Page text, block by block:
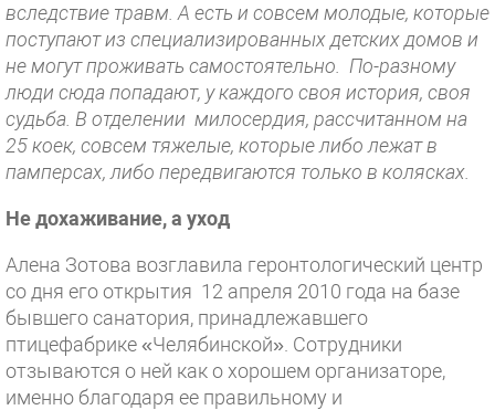
вследствие травм. А есть и совсем молодые, которые
поступают из специализированных детских домов и
не могут проживать самостоятельно. По-разному
люди сюда попадают, у каждого своя история, своя
судьба. В отделении милосердия, рассчитанном на
25 коек, совсем тяжелые, которые либо лежат в
памперсах, либо передвигаются только в колясках.
Не дохаживание, а уход
Алена Зотова возглавила геронтологический центр
со дня его открытия 12 апреля 2010 года на базе
бывшего санатория, принадлежавшего
птицефабрике «Челябинской». Сотрудники
отзываются о ней как о хорошем организаторе,
именно благодаря ее правильному и